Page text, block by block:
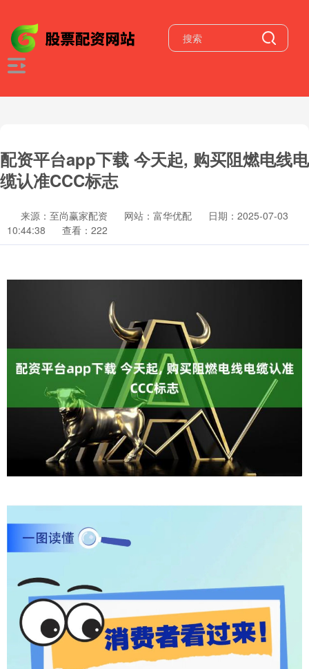
配资平台app下载 今天起, 购买阻燃电线电
缆认准CCC标志
来源：至尚赢家配资 网站：富华优配
日期：2025-07-03
10:44:38
查看：222